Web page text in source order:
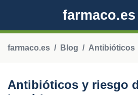
farmaco.es
farmaco.es Blog Antibióticos
Antibióticos y riesgo